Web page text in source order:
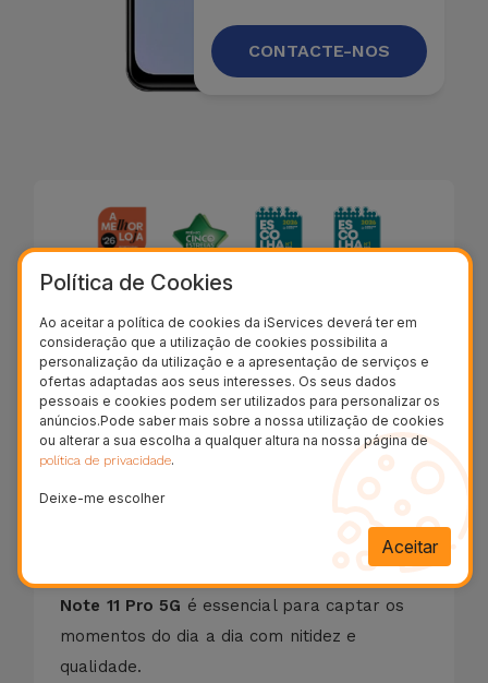
CONTACTE-NOS
Descrição
Processo de Reparação
Redmi
Note 11 Pro 5G é essencial para captar os
momentos do dia a dia com nitidez e
qualidade.
Política de Cookies
Ao aceitar a política de cookies da iServices deverá ter em
consideração que a utilização de cookies possibilita a
personalização da utilização e a apresentação de serviços e
ofertas adaptadas aos seus interesses. Os seus dados
pessoais e cookies podem ser utilizados para personalizar os
anúncios.Pode saber mais sobre a nossa utilização de cookies
ou alterar a sua escolha a qualquer altura na nossa página de
política de privacidade.
Deixe-me escolher
Aceitar